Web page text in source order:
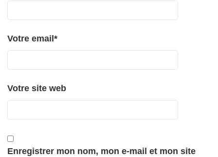
Votre email *
Votre site web
Enregistrer mon nom, mon e-mail et mon site